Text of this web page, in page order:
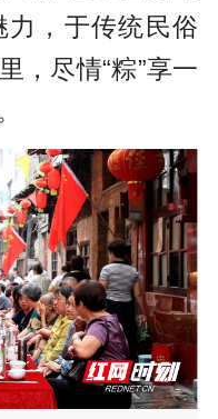
，于传统民俗
，尽情“粽”享一